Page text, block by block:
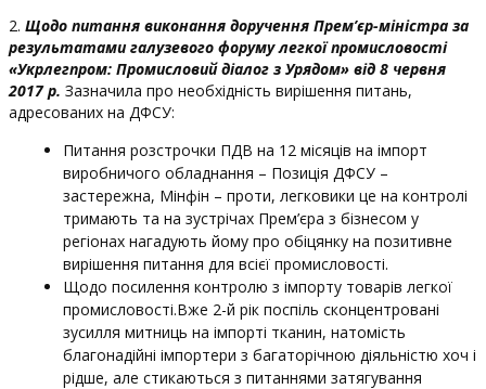
2. Щодо питання виконання доручення Прем’єр-міністра за
результатами галузевого форуму легкої промисловості
«Укрлегпром: Промисловий діалог з Урядом» від 8 червня
2017 р. Зазначила про необхідність вирішення питань,
адресованих на ДФСУ:
Питання розстрочки ПДВ на 12 місяців на імпорт
виробничого обладнання – Позиція ДФСУ –
застережна, Мінфін – проти, легковики це на контролі
тримають та на зустрічах Прем’єра з бізнесом у
регіонах нагадують йому про обіцянку на позитивне
вирішення питання для всієї промисловості.
Щодо посилення контролю з імпорту товарів легкої
промисловості.Вже 2-й рік поспіль сконцентровані
зусилля митниць на імпорті тканин, натомість
благонадійні імпортери з багаторічною діяльністю хоч і
рідше, але стикаються з питаннями затягування